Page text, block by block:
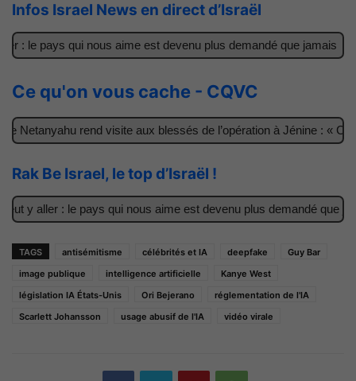
Infos Israel News en direct d’Israël
: le pays qui nous aime est devenu plus demandé que jamais
Ce qu'on vous cache - CQVC
rend visite aux blessés de l’opération à Jénine : « Ces
Rak Be Israel, le top d’Israël !
y aller : le pays qui nous aime est devenu plus demandé que
TAGS antisémitisme célébrités et IA deepfake
Guy Bar
image publique
intelligence artificielle
Kanye West
législation IA États-Unis
Ori Bejerano
réglementation de l'IA
Scarlett Johansson
usage abusif de l'IA vidéo virale